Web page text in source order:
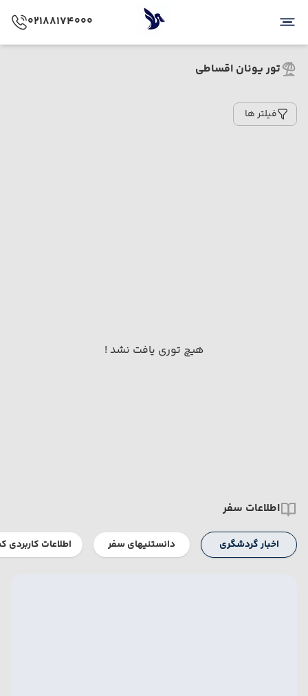
02188174000
تور یونان اقساطی
فیلتر ها
هیچ توری یافت نشد !
اطلاعات سفر
اخبار گردشگری دانستنیهای سفر اطلاعات کاربردی